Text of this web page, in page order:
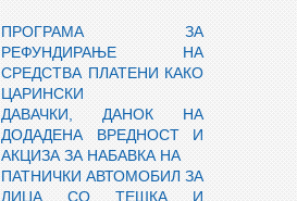
ПРОГРАМА ЗА
РЕФУНДИРАЊЕ НА
СРЕДСТВА ПЛАТЕНИ КАКО
ЦАРИНСКИ
ДАВАЧКИ, ДАНОК НА
ДОДАДЕНА ВРЕДНОСТ И
АКЦИЗА ЗА НАБАВКА НА
ПАТНИЧКИ АВТОМОБИЛ ЗА
ЛИЦА СО ТЕШКА И